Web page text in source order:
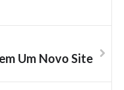
Um Novo Site